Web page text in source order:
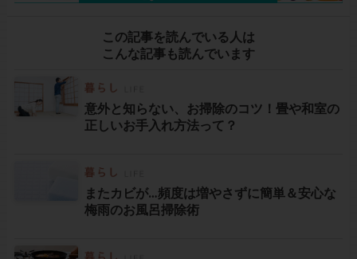
この記事を読んでいる人は
こんな記事も読んでいます
意外と知らない、お掃除のコツ！畳や和室の
正しいお手入れ方法って？
またカビが…頻度は増やさずに簡単＆安心な
梅雨のお風呂掃除術